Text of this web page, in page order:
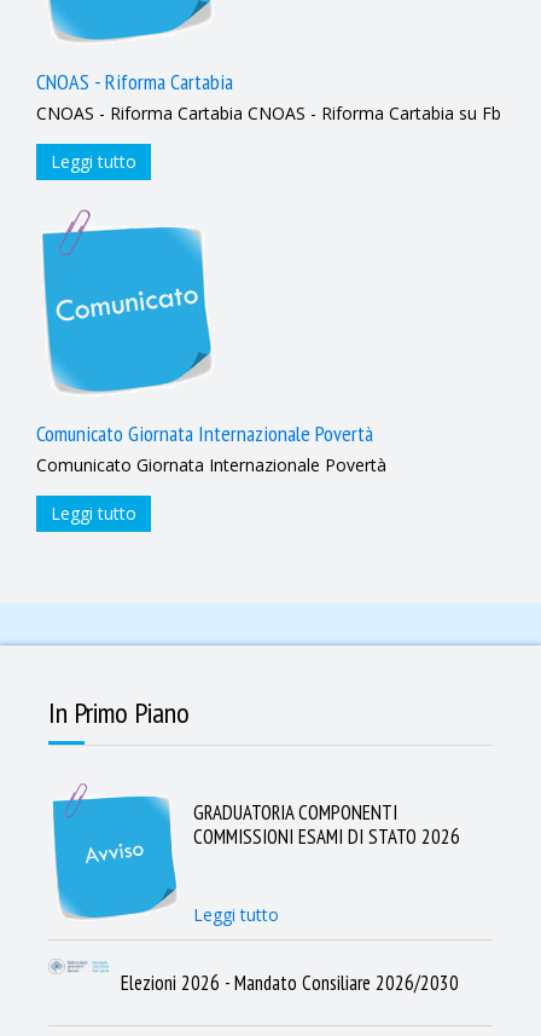
CNOAS - Riforma Cartabia
CNOAS - Riforma Cartabia CNOAS - Riforma Cartabia su Fb
Leggi tutto
Comunicato Giornata Internazionale Povertà
Comunicato Giornata Internazionale Povertà
Leggi tutto
In Primo Piano
GRADUATORIA COMPONENTI
COMMISSIONI ESAMI DI STATO 2026
Leggi tutto
Elezioni 2026 - Mandato Consiliare 2026/2030